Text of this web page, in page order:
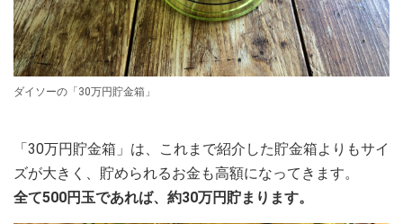
ダイソーの「30万円貯金箱」
「30万円貯金箱」は、これまで紹介した貯金箱よりもサイ
ズが大きく、貯められるお金も高額になってきます。
全て500円玉であれば、約30万円貯まります。